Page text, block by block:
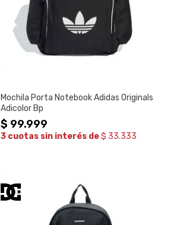
Mochila Porta Notebook Adidas Originals
Adicolor Bp
$ 99.999
3 cuotas sin interés de $ 33.333